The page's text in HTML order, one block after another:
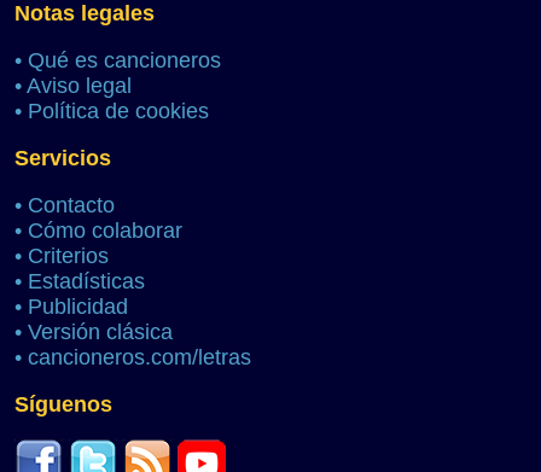
Notas legales
• Qué es cancioneros
• Aviso legal
• Política de cookies
Servicios
• Contacto
• Cómo colaborar
• Criterios
• Estadísticas
• Publicidad
• Versión clásica
• cancioneros.com/letras
Síguenos